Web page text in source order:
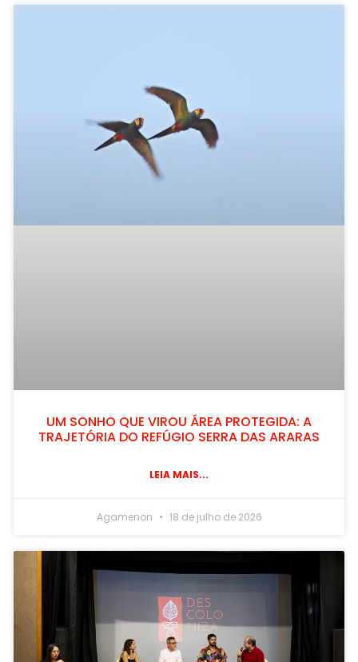
UM SONHO QUE VIROU ÁREA PROTEGIDA: A
TRAJETÓRIA DO REFÚGIO SERRA DAS ARARAS
LEIA MAIS...
Agamenon 18 de julho de 2026